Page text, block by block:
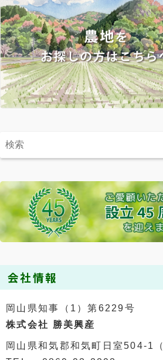
会社情報
岡山県知事（1）第6229号
株式会社 勝美興産
岡山県和気郡和気町日室504-1（